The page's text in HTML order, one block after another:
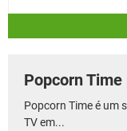
Popcorn
Popcorn Time é um
TV em...